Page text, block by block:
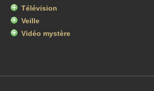
Télévision
Veille
Vidéo mystère